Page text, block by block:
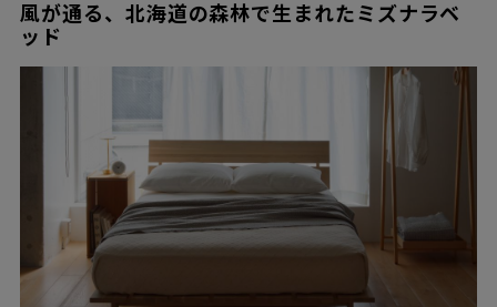
風が通る、北海道の森林で生まれたミズナラベ
ッド